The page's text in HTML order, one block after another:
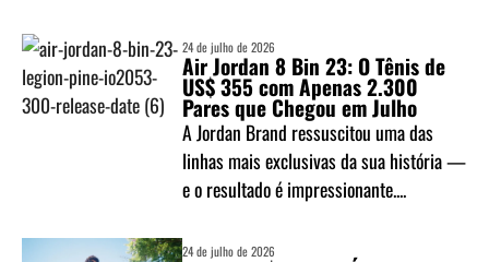
24 de julho de 2026
Air Jordan 8 Bin 23: O Tênis de
US$ 355 com Apenas 2.300
Pares que Chegou em Julho
A Jordan Brand ressuscitou uma das
linhas mais exclusivas da sua história —
e o resultado é impressionante....
24 de julho de 2026